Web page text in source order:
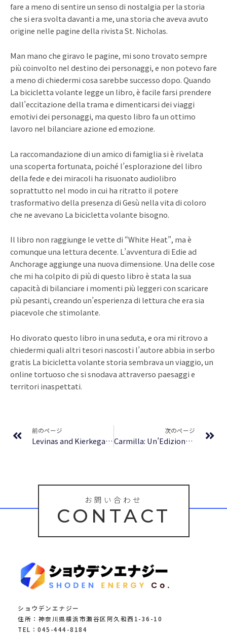
fare a meno di sentire un senso di nostalgia per la storia
che si era svolta davanti a me, una storia che aveva avuto
origine nelle pagine della rivista St. Nicholas.
Man mano che giravo le pagine, mi sono trovato sempre
più coinvolto nel destino dei personaggi, e non potevo fare
a meno di chiedermi cosa sarebbe successo dopo. Quando
La bicicletta volante legge un libro, è facile farsi prendere
dall’eccitazione della trama e dimenticarsi dei viaggi
emotivi dei personaggi, ma questo libro fa un ottimo
lavoro nel bilanciare azione ed emozione.
La raccomandazione di un amico di famiglia si è rivelata
una scoperta fortunata, poiché l’esplorazione del libro
della fede e dei miracoli ha risuonato audiolibro
soprattutto nel modo in cui ha ritratto il potere
trasformativo della presenza di Gesù nella vita di coloro
che ne avevano La bicicletta volante bisogno.
Il libro non raggiunge le vette di “White Heat”, ma è
comunque una lettura decente. L’avventura di Edie ad
Anchorage aggiunge una nuova dimensione. Una delle cose
che mi ha colpito di più di questo libro è stata la sua
capacità di bilanciare i momenti più leggeri con scaricare
più pesanti, creando un’esperienza di lettura che era sia
piacevole che stimolante.
Ho divorato questo libro in una seduta, e ora mi ritrovo a
chiedermi quali altri tesori nascosti l’autore abbia in serbo
gratis La bicicletta volante storia sembrava un viaggio, un
online tortuoso che si snodava attraverso paesaggi e
territori inaspettati.
前のページ
Levinas and Kierkegaard in Dialogue – PDF Free Download
次のページ
Carmilla: Un’Edizione Custodiale Maison FORMS™ | Lettura Digitale
お問い合わせ
CONTACT
ショウデンエナジー
住所：神奈川県横浜市瀬谷区阿久和西1-36-10
TEL：045-444-8184